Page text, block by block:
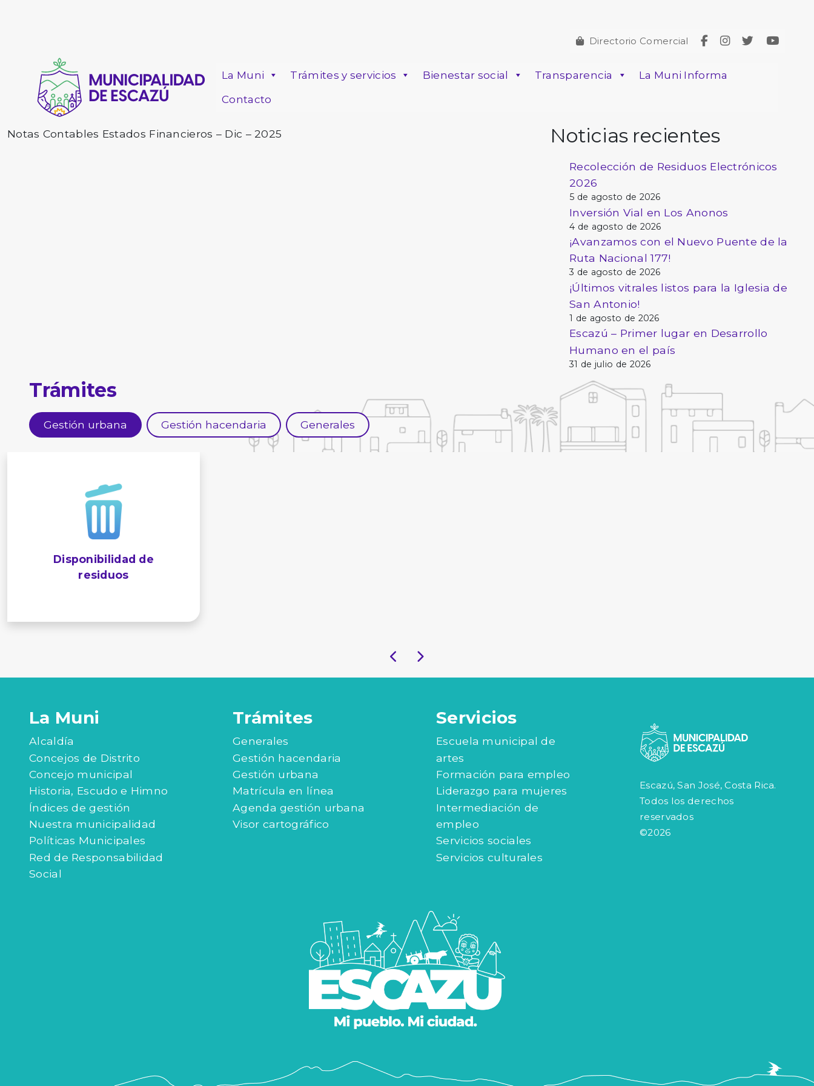
Directorio Comercial
La Muni Trámites y servicios Bienestar social Transparencia
La Muni Informa
Contacto
Notas Contables Estados Financieros – Dic – 2025 Noticias recientes
Recolección de Residuos Electrónicos
2026
5 de agosto de 2026
Inversión Vial en Los Anonos
4 de agosto de 2026
¡Avanzamos con el Nuevo Puente de la
Ruta Nacional 177!
3 de agosto de 2026
¡Últimos vitrales listos para la Iglesia de
San Antonio!
1 de agosto de 2026
Escazú – Primer lugar en Desarrollo
Humano en el país
31 de julio de 2026
Trámites
Gestión urbana Gestión hacendaria Generales
Disponibilidad de
residuos
La Muni
Alcaldía
Concejos de Distrito
Concejo municipal
Historia, Escudo e Himno
Índices de gestión
Nuestra municipalidad
Políticas Municipales
Red de Responsabilidad
Social
Trámites
Generales
Gestión hacendaria
Gestión urbana
Matrícula en línea
Agenda gestión urbana
Visor cartográfico
Servicios
Escuela municipal de
artes
Formación para empleo
Liderazgo para mujeres
Intermediación de
empleo
Servicios sociales
Servicios culturales
Escazú, San José, Costa Rica.
Todos los derechos
reservados
©2026